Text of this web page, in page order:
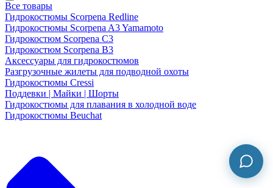
Все товары
Гидрокостюмы Scorpena Redline
Гидрокостюмы Scorpena A3 Yamamoto
Гидрокостюм Scorpena C3
Гидрокостюм Scorpena B3
Аксессуары для гидрокостюмов
Разгрузочные жилеты для подводной охоты
Гидрокостюмы Cressi
Поддевки | Майки | Шорты
Гидрокостюмы для плавания в холодной воде
Гидрокостюмы Beuchat